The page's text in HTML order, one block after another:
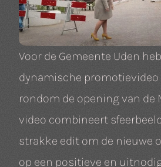
Voor de Gemeente Uden
dynamische promotievideo
rondom de opening van de
video combineert
strakke edit om de nieuwe
op een positieve en